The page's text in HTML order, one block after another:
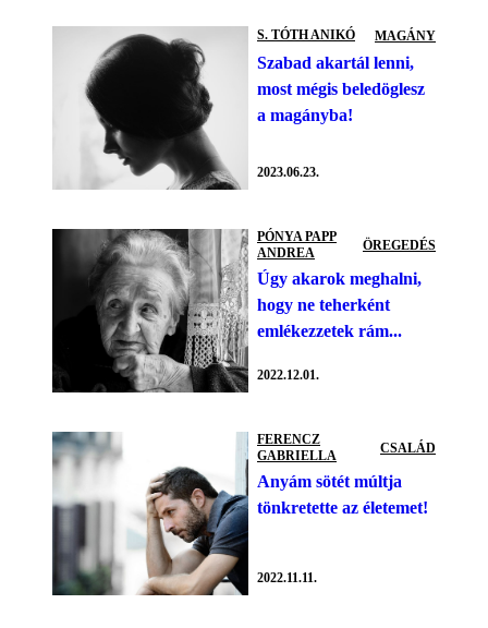
S. TÓTH ANIKÓ MAGÁNY
Szabad akartál lenni,
most mégis beledöglesz
a magányba!
2023.06.23.
PÓNYA PAPP
ANDREA
ÖREGEDÉS
Úgy akarok meghalni,
hogy ne teherként
emlékezzetek rám...
2022.12.01.
FERENCZ
GABRIELLA
CSALÁD
Anyám sötét múltja
tönkretette az életemet!
2022.11.11.